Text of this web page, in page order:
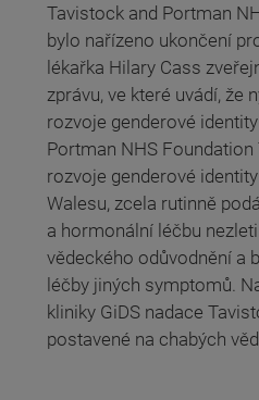
Tavistock and Portman
bylo nařízeno ukončení
lékařka Hilary Cass
zprávu, ve které uvádí, že
rozvoje genderové
Portman NHS Foundation
rozvoje genderové
Walesu, zcela rutinně
a hormonální léčbu
vědeckého odůvodnění a
léčby jiných symptomů.
kliniky GiDS nadace
postavené na chabých